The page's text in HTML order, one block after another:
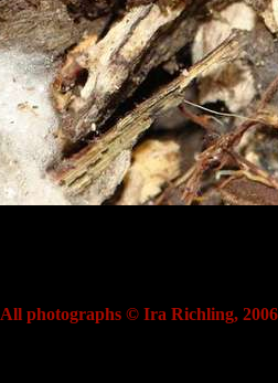
All photographs © Ira Richling,